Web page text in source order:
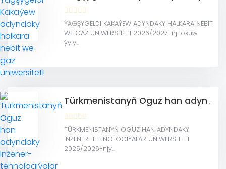
ÝAGŞYGELDI KAKAÝEW ADYNDAKY HALKARA NEBIT
WE GAZ UNIWERSITETI 2026/2027-nji okuw
ýyly...
Türkmenistanyň Oguz han adyndaky Inžener-tehnologiýalar uniwersiteti
TÜRKMENISTANYŇ OGUZ HAN ADYNDAKY
INŽENER-TEHNOLOGIÝALAR UNIWERSITETI
2025/2026-njy...